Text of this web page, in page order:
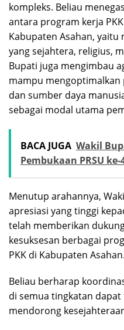
kompleks. Beliau
antara program kerja
Kabupaten Asahan,
yang sejahtera, religius,
Bupati juga mengimbau
mampu
dan sumber daya
sebagai modal utama
BACA JUGA Wakil
Pembukaan PRSU ke-
​Menutup arahannya,
apresiasi yang tinggi
telah memberikan
kesuksesan berbagai
PKK di Kabupaten Asahan.
Beliau berharap
di semua tingkatan
mendorong